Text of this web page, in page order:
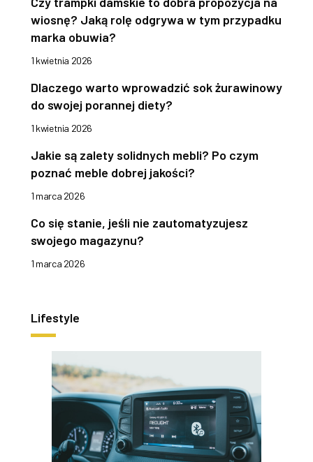
wiosnę? Jaką rolę odgrywa w tym przypadku
marka obuwia?
1 kwietnia 2026
Dlaczego warto wprowadzić sok żurawinowy
do swojej porannej diety?
1 kwietnia 2026
Jakie są zalety solidnych mebli? Po czym
poznać meble dobrej jakości?
1 marca 2026
Co się stanie, jeśli nie zautomatyzujesz
swojego magazynu?
1 marca 2026
Lifestyle